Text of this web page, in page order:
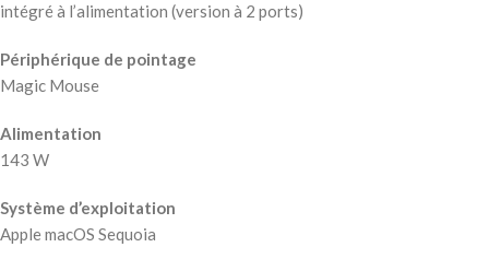
intégré à l’alimentation (version à 2 ports)
Périphérique de pointage
Magic Mouse
Alimentation
143 W
Système d’exploitation
Apple macOS Sequoia